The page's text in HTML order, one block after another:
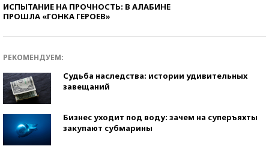
ИСПЫТАНИЕ НА ПРОЧНОСТЬ: В АЛАБИНЕ
ПРОШЛА «ГОНКА ГЕРОЕВ»
РЕКОМЕНДУЕМ:
Судьба наследства: истории удивительных
завещаний
Бизнес уходит под воду: зачем на суперъяхты
закупают субмарины